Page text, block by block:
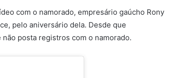
com o namorado, empresário gaúcho Rony
pelo aniversário dela. Desde que
posta registros com o namorado.